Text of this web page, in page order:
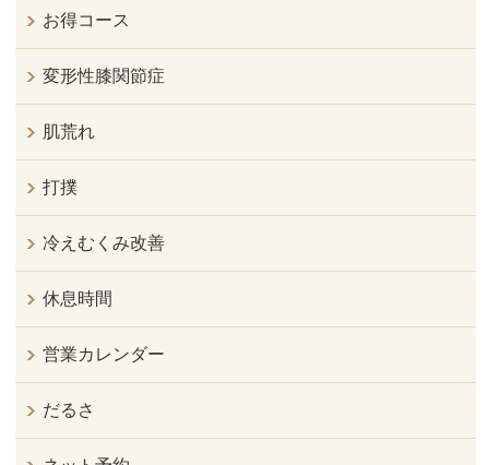
お得コース
変形性膝関節症
肌荒れ
打撲
冷えむくみ改善
休息時間
営業カレンダー
だるさ